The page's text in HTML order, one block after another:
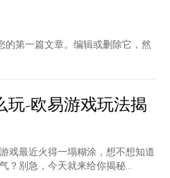
第一篇文章。编辑或删除它，然
玩-欧易游戏玩法揭
戏最近火得一塌糊涂，想不想知道
？别急，今天就来给你揭秘...